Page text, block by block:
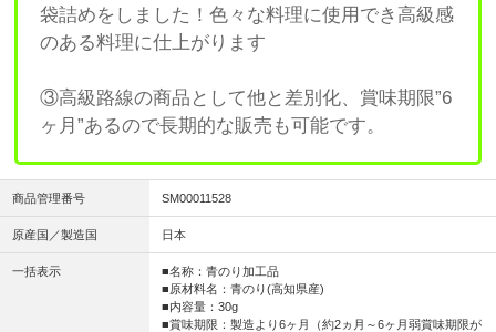
袋詰めをしました！色々な料理に使用でき高級感
のある料理に仕上がります
③高級路線の商品として他と差別化、賞味期限”6
ヶ月”あるので長期的な販売も可能です。
商品管理番号 SM00011528
原産国／製造国 日本
一括表示
■名称：青のり加工品
■原材料名：青のり(高知県産)
■内容量：30g
■賞味期限：製造より6ヶ月（約2ヵ月～6ヶ月弱賞味期限が